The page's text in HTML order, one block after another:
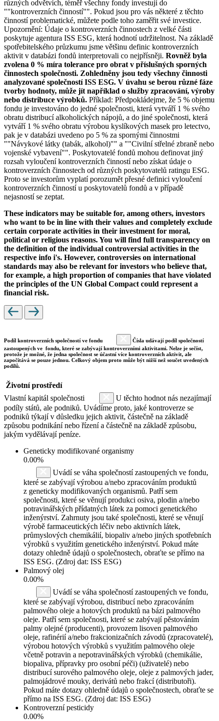
různých odvětvích, téměř všechny fondy investují do
""kontroverzních činností"". Pokud jsou pro vás některé z těchto
činností problematické, můžete podle toho zaměřit své investice.
Upozornění: Údaje o kontroverzních činnostech z velké části
poskytuje agentura ISS ESG, která hodnotí udržitelnost. Na základě
spotřebitelského průzkumu jsme většinu definic kontroverzních
aktivit v databázi fondů interpretovali co nejpřísněji. Rovněž byla
zvolena 0 % míra tolerance pro obrat v příslušných sporných
činnostech společnosti. Zohledněny jsou tedy všechny činnosti
analyzované společností ISS ESG. V úvahu se berou různé fáze
tvorby hodnoty, může jít například o služby zpracování, výroby
nebo distribuce výrobků. Příklad: Předpokládejme, že 5 % objemu
fondu je investováno do jedné společnosti, která vytváří 1 % svého
obratu distribucí alkoholických nápojů, a do jiné společnosti, která
vytváří 1 % svého obratu výrobou kyslíkových masek pro letectvo,
pak je v databázi uvedeno po 5 % za spornými činnostmi
""Návykové látky (tabák, alkohol)"" a ""Civilní střelné zbraně nebo
vojenské vybavení"". Poskytovatelé fondů mohou definovat jiný
rozsah vyloučení kontroverzních činností nebo získat údaje o
kontroverzních činnostech od různých poskytovatelů ratingu ESG.
Proto se investorům vyplatí porozumět přesné definici vyloučení
kontroverzních činností u poskytovatelů fondů a v případě
nejasností se zeptat.
These indicators may be suitable for, among others, investors
who want to be in line with their values and completely exclude
certain corporate activities in their investment for moral,
political or religious reasons. You will find full transparency on
the definition of the individual controversial activities in the
respective info i's. However, controversies on international
standards may also be relevant for investors who believe that,
for example, a high proportion of companies that have violated
the principles of the UN Global Compact could represent a
financial risk.
Podíl kontroverzních společností ve fondu
Čísla udávají podíl společností
zastoupených ve fondu, které se zabývají kontroverzními aktivitami. Nelze je sečíst,
protože je možné, že jedna společnost se účastní více kontroverzních aktivit, ale
započítává se pouze jednou. Celkový objem proto může být nižší než součet uvedených
podílů.
Životní prostředí
Vlastní kapitál společnosti
U těchto hodnot nás nezajímají
podíly států, ale podniků. Uvádíme proto, jaké kontroverze se
podniků týkají v důsledku jejich aktivit, částečně na základě
způsobu podnikání nebo řízení a částečně na základě způsobu,
jakým vydělávají peníze.
Geneticky modifikované organismy
0.00%
Uvádí se váha společností zastoupených ve fondu,
které se zabývají výrobou a/nebo zpracováním produktů
z geneticky modifikovaných organismů. Patří sem
společnosti, které se věnují produkci osiva, plodin a/nebo
potravinářských přídatných látek za pomoci genetického
inženýrství. Zahrnuty jsou také společnosti, které se věnují
výrobě farmaceutických léčiv nebo aktivních látek,
průmyslových chemikálií, biopaliv a/nebo jiných spotřebních
výrobků s využitím genetického inženýrství. Pokud máte
dotazy ohledně údajů o společnostech, obraťte se přímo na
ISS ESG. (Zdroj dat: ISS ESG)
Palmový olej
0.00%
Uvádí se váha společností zastoupených ve fondu,
které se zabývají výrobou, distribucí nebo zpracováním
palmového oleje a hotových produktů na bázi palmového
oleje. Patří sem společnosti, které se zabývají pěstováním
palmy olejné (producenti), provozem lisoven palmového
oleje, rafinérií a/nebo frakcionizačních závodů (zpracovatelé),
výrobou hotových výrobků s využitím palmového oleje
včetně potravin a nepotravinářských výrobků (chemikálie,
biopaliva, přípravky pro osobní péči) (uživatelé) nebo
distribucí surového palmového oleje, oleje z palmových jader,
palmojádrové mouky, derivátů nebo frakcí (distributoři).
Pokud máte dotazy ohledně údajů o společnostech, obraťte se
přímo na ISS ESG. (Zdroj dat: ISS ESG)
Kontroverzní pesticidy
0.00%